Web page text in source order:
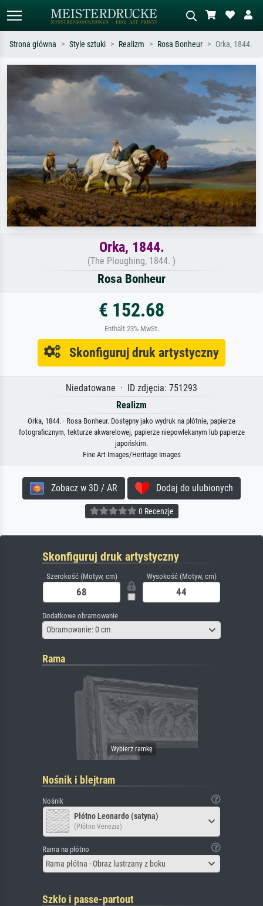
Wyszukiwanie standardowe Wyszukiwanie obrazów AI
Szukaj wg artysty, tytułu lub stylu – np.
Monet, Gwiaździsta noc,
impresjonizm, fala Hokusaia, akt.
Opisz scenę – np. zielona łąka,
abstrakcja z czerwienią, ciemny olej,
stojący akt obok drzewa.
Strona główna Style sztuki Realizm Rosa Bonheur Orka, 1844.
Orka, 1844.
(The Ploughing, 1844. )
Rosa Bonheur
€ 152.68
Enthält 23% MwSt.
Skonfiguruj druk artystyczny
Niedatowane · ID zdjęcia: 751293
Realizm
Orka, 1844. · Rosa Bonheur. Dostępny jako wydruk na płótnie, papierze
fotograficznym, tekturze akwarelowej, papierze niepowlekanym lub papierze
japońskim.
Fine Art Images/Heritage Images
Zobacz w 3D / AR Dodaj do ulubionych
0 Recenzje
Skonfiguruj druk artystyczny
Szerokość (Motyw, cm) Wysokość (Motyw, cm)
Dodatkowe obramowanie
Obramowanie: 0 cm
Rama
Nośnik i blejtram
Nośnik
Płótno Leonardo (satyna)
(Płótno Venezia)
Rama na płótno
Rama płótna - Obraz lustrzany z boku
Szkło i passe-partout